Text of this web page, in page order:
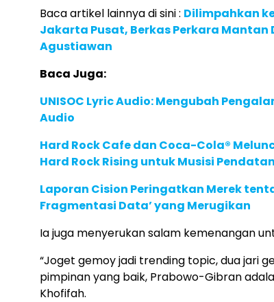
Baca artikel lainnya di sini : Dilimpahkan
Jakarta Pusat, Berkas Perkara Mantan
Agustiawan
Baca Juga:
UNISOC Lyric Audio: Mengubah
Audio
Hard Rock Cafe dan Coca-Cola®
Hard Rock Rising untuk Musisi
Laporan Cision Peringatkan Merek
Fragmentasi Data’ yang Merugikan
Ia juga menyerukan salam kemenangan
“Joget gemoy jadi trending topic, dua jari
pimpinan yang baik, Prabowo-Gibran
Khofifah.